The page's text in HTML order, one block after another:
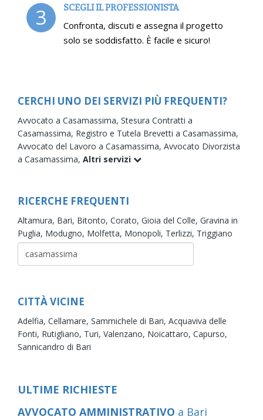
3 SCEGLI IL PROFESSIONISTA
Confronta, discuti e assegna il progetto
solo se soddisfatto. È facile e sicuro!
CERCHI UNO DEI SERVIZI PIÙ FREQUENTI?
Avvocato a Casamassima, Stesura Contratti a
Casamassima, Registro e Tutela Brevetti a Casamassima,
Avvocato del Lavoro a Casamassima, Avvocato Divorzista
a Casamassima, Altri servizi
RICERCHE FREQUENTI
Altamura, Bari, Bitonto, Corato, Gioia del Colle, Gravina in
Puglia, Modugno, Molfetta, Monopoli, Terlizzi, Triggiano
CITTÀ VICINE
Adelfia, Cellamare, Sammichele di Bari, Acquaviva delle
Fonti, Rutigliano, Turi, Valenzano, Noicattaro, Capurso,
Sannicandro di Bari
ULTIME RICHIESTE
AVVOCATO AMMINISTRATIVO a Bari